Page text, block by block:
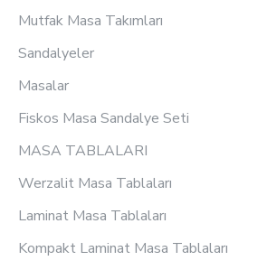
Mutfak Masa Takımları
Sandalyeler
Masalar
Fiskos Masa Sandalye Seti
MASA TABLALARI
Werzalit Masa Tablaları
Laminat Masa Tablaları
Kompakt Laminat Masa Tablaları